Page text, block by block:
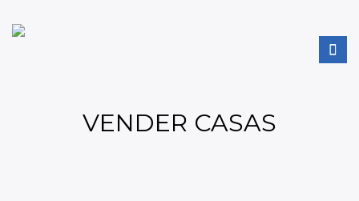
VENDER CASAS